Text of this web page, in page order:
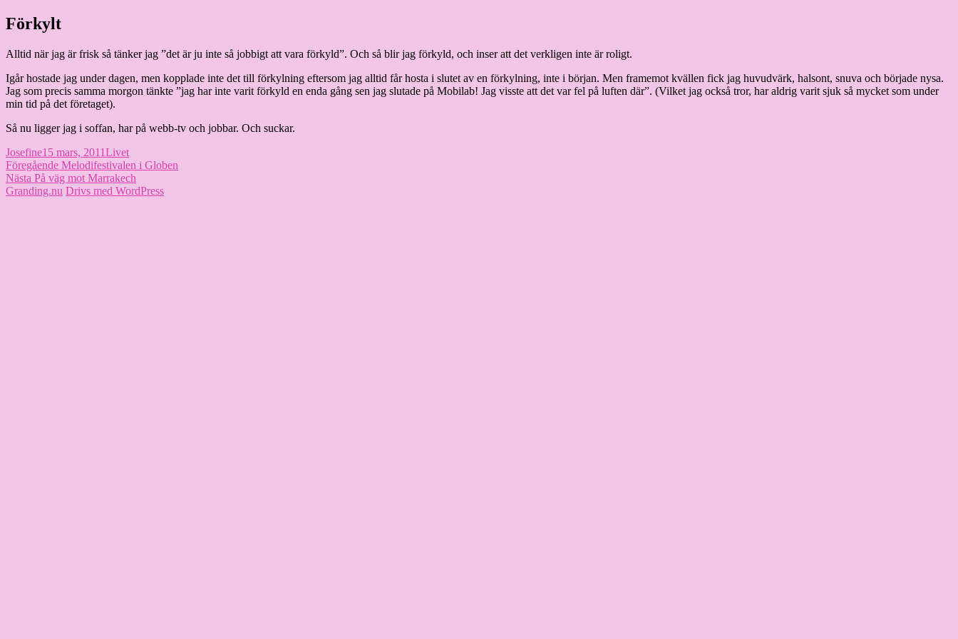
Hoppa
till
Granding.nu
Förkylt
Alltid när jag är frisk så tänker jag ”det är ju inte så jobbigt att vara förkyld”. Och så blir jag förkyld, och inser att det verkligen inte är roligt.
Igår hostade jag under dagen, men kopplade inte det till förkylning eftersom jag alltid får hosta i slutet av en förkylning, inte i början. Men framemot kvällen fick jag huvudvärk, halsont, snuva och började nysa.
Jag som precis samma morgon tänkte ”jag har inte varit förkyld en enda gång sen jag slutade på Mobilab! Jag visste att det var fel på luften där”. (Vilket jag också tror, har aldrig varit sjuk så mycket som under
min tid på det företaget).
Så nu ligger jag i soffan, har på webb-tv och jobbar. Och suckar.
Författare
JosefinePublicerat
den
15 mars, 2011Kategorier
Livet
Inläggsnavigering
Föregående Föregående
inlägg:
Melodifestivalen i Globen
Nästa Nästa
inlägg:
På väg mot Marrakech
Granding.nu Drivs med WordPress